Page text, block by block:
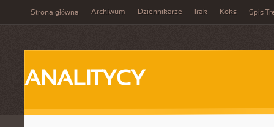
Strona główna Archiwum Dziennikarze Irak Koks Spis
ANALITYCY